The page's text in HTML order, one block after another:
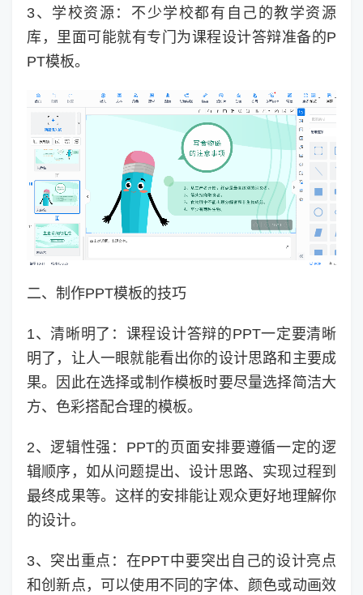
3、学校资源：不少学校都有自己的教学资源
库，里面可能就有专门为课程设计答辩准备的P
PT模板。
二、制作PPT模板的技巧
1、清晰明了：课程设计答辩的PPT一定要清晰
明了，让人一眼就能看出你的设计思路和主要成
果。因此在选择或制作模板时要尽量选择简洁大
方、色彩搭配合理的模板。
2、逻辑性强：PPT的页面安排要遵循一定的逻
辑顺序，如从问题提出、设计思路、实现过程到
最终成果等。这样的安排能让观众更好地理解你
的设计。
3、突出重点：在PPT中要突出自己的设计亮点
和创新点，可以使用不同的字体、颜色或动画效